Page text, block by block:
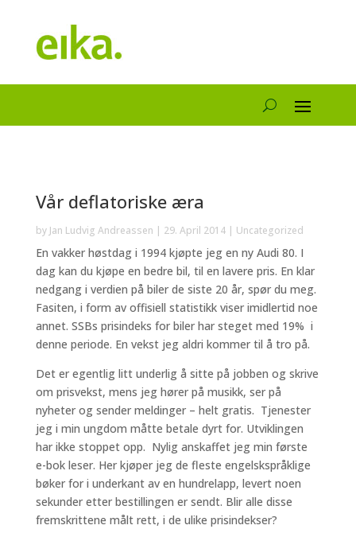
Vår deflatoriske æra
by Jan Ludvig Andreassen | 29. April 2014| Uncategorized
En vakker høstdag i 1994 kjøpte jeg en ny Audi 80. I
dag kan du kjøpe en bedre bil, til en lavere pris. En klar
nedgang i verdien på biler de siste 20 år, spør du meg.
Fasiten, i form av offisiell statistikk viser imidlertid noe
annet. SSBs prisindeks for biler har steget med 19% i
denne periode. En vekst jeg aldri kommer til å tro på.
Det er egentlig litt underlig å sitte på jobben og skrive
om prisvekst, mens jeg hører på musikk, ser på
nyheter og sender meldinger – helt gratis. Tjenester
jeg i min ungdom måtte betale dyrt for. Utviklingen
har ikke stoppet opp. Nylig anskaffet jeg min første
e-bok leser. Her kjøper jeg de fleste engelskspråklige
bøker for i underkant av en hundrelapp, levert noen
sekunder etter bestillingen er sendt. Blir alle disse
fremskrittene målt rett, i de ulike prisindekser?